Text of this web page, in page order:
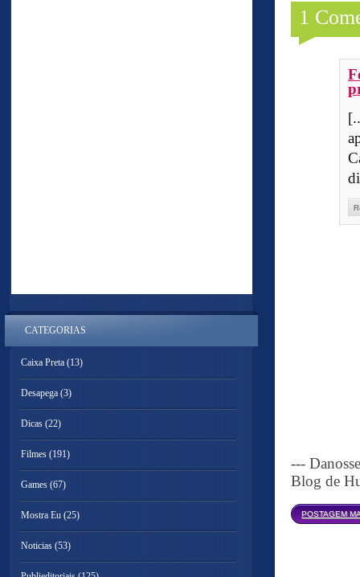
1
---
Blog de
POSTAGEM
CATEGORIAS
Caixa Preta (13)
Desapega (3)
Dicas (22)
Filmes (191)
Games (67)
Mostra Eu (25)
Noticias (53)